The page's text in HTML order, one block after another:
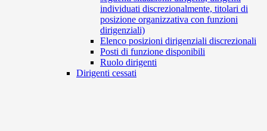
individuati discrezionalmente, titolari di
posizione organizzativa con funzioni
dirigenziali)
Elenco posizioni dirigenziali discrezionali
Posti di funzione disponibili
Ruolo dirigenti
Dirigenti cessati